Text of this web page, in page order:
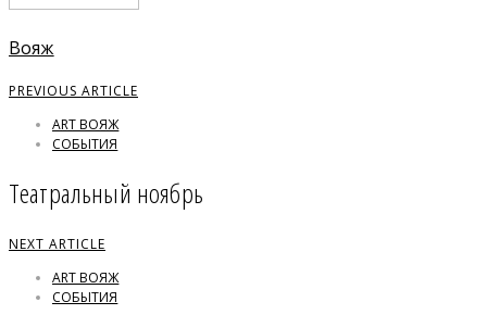
Вояж
PREVIOUS ARTICLE
ART ВОЯЖ
СОБЫТИЯ
Театральный ноябрь
NEXT ARTICLE
ART ВОЯЖ
СОБЫТИЯ